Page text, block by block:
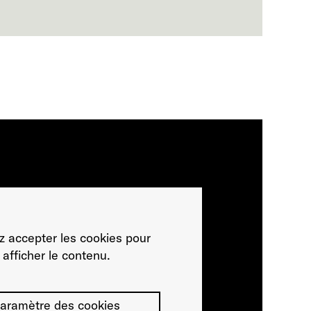
accepter les cookies pour
afficher le contenu.
des cookies